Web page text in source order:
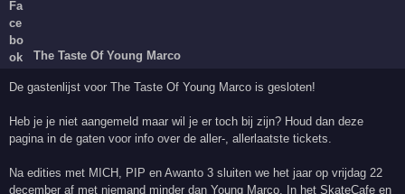
The Taste Of Young Marco
De gastenlijst voor The Taste Of Young Marco is gesloten!
Heb je je niet aangemeld maar wil je er toch bij zijn? Houd dan deze
pagina in de gaten voor info over de aller-, allerlaatste tickets.
Na edities met MICH, PIP en Awanto 3 sluiten we het jaar op vrijdag 22
december af met niemand minder dan Young Marco. In het SkateCafe en